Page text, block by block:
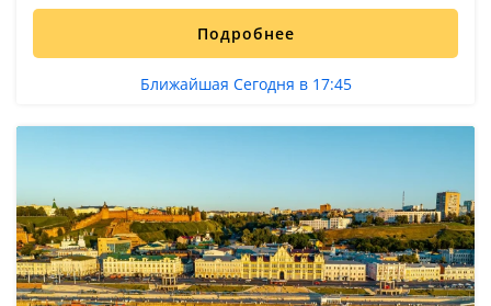
Подробнее
Ближайшая Сегодня в 17:45